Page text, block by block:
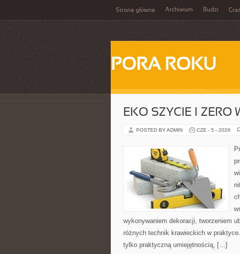
Strona główna Archiwum Budzi
PORA ROKU
EKO SZYCIE I ZERO
POSTED BY ADMIN CZE - 5 - 2026
wykonywaniem dekoracji, tworzeniem
różnych technik krawieckich w
tylko praktyczną umiejętnością, […]